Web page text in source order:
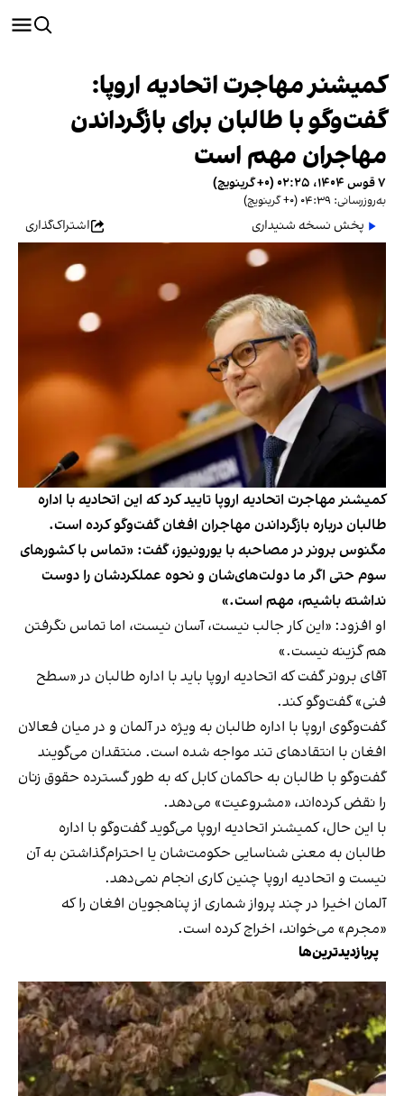
کمیشنر مهاجرت اتحادیه اروپا:
گفت‌وگو با طالبان برای بازگرداندن
مهاجران مهم است
۷ قوس ۱۴۰۴، ۰۲:۲۵ (‎+۰ گرینویچ)
به‌روزرسانی: ۰۴:۳۹ (‎+۰ گرینویچ)
پخش نسخه شنیداری اشتراک‌گذاری
کمیشنر مهاجرت اتحادیه اروپا تایید کرد که این اتحادیه با اداره
طالبان درباره بازگرداندن مهاجران افغان گفت‌وگو کرده است.
مگنوس برونر در مصاحبه با یورونیوز، گفت: «تماس با کشورهای
سوم حتی اگر ما دولت‌های‌شان و نحوه عملکردشان را دوست
نداشته باشیم، مهم است.»
او افزود: «این کار جالب نیست، آسان نیست، اما تماس نگرفتن
هم گزینه نیست.»
آقای برونر گفت که اتحادیه اروپا باید با اداره طالبان در «سطح
فنی» گفت‌وگو کند.
گفت‌وگوی اروپا با اداره طالبان به ویژه در آلمان و در میان فعالان
افغان با انتقادهای تند مواجه شده است. منتقدان می‌گویند
گفت‌وگو با طالبان به حاکمان کابل که به طور گسترده حقوق زنان
را نقض کرده‌اند، «مشروعیت» می‌دهد.
با این حال، کمیشنر اتحادیه اروپا می‌گوید گفت‌وگو با اداره
طالبان به معنی شناسایی حکومت‌شان یا احترام‌گذاشتن به آن
نیست و اتحادیه اروپا چنین کاری انجام نمی‌دهد.
آلمان اخیرا در چند پرواز شماری از پناهجویان افغان را که
«مجرم» می‌‌خواند، اخراج کرده است.
پربازدیدترین‌ها